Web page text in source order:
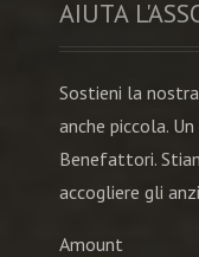
AIUTA
Sostieni la
anche piccola.
Benefattori.
accogliere gli
Amount